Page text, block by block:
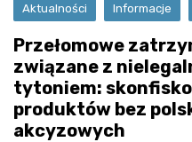
Aktualności Informacje
Przełomowe
związane z
tytoniem:
produktów bez
akcyzowych